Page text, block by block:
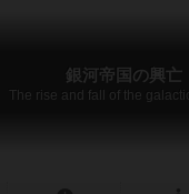
銀河帝国の興亡
The rise and fall of the